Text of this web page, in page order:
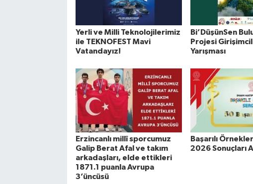
Yerli ve Milli Teknolojilerimiz
ile TEKNOFEST Mavi
Vatandayız!
Bi’DüşünSen
Projesi
Yarışması
Erzincanlı millî sporcumuz
Galip Berat Afal ve takım
arkadaşları, elde ettikleri
1871.1 puanla Avrupa
3’üncüsü
Başarılı
2026 Sonuçları